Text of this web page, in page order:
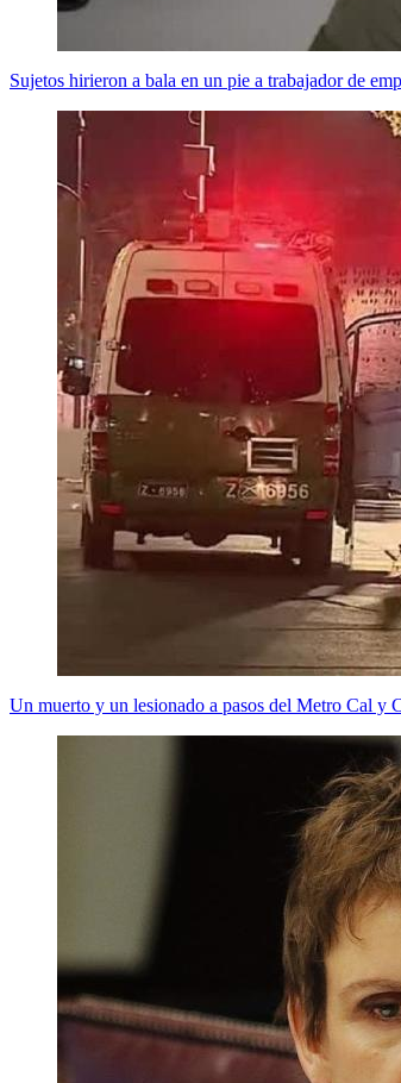
Sujetos hirieron a bala en un pie a trabajador de
Un muerto y un lesionado a pasos del Metro Cal y